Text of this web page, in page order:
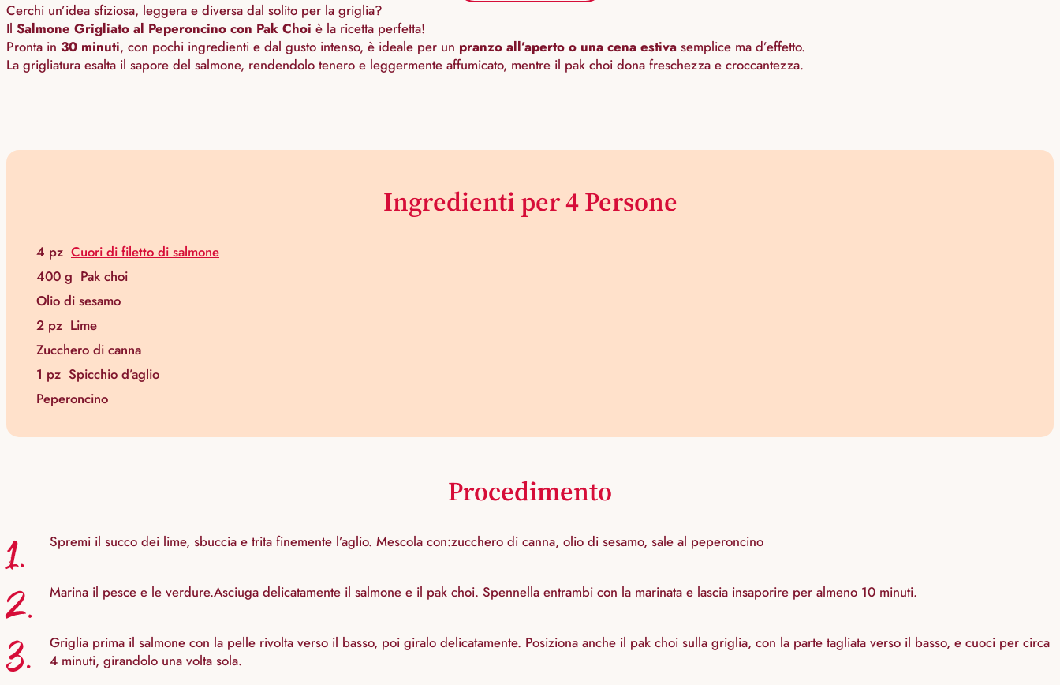
Cerchi un’idea sfiziosa, leggera e diversa dal solito per la griglia?
Il Salmone Grigliato al Peperoncino con Pak Choi è la ricetta perfetta!
Pronta in 30 minuti, con pochi ingredienti e dal gusto intenso, è ideale per un pranzo all’aperto o una cena estiva semplice ma d’effetto.
La grigliatura esalta il sapore del salmone, rendendolo tenero e leggermente affumicato, mentre il pak choi dona freschezza e croccantezza.
Ingredienti per 4 Persone
4 pz Cuori di filetto di salmone
400 g Pak choi
Olio di sesamo
2 pz Lime
Zucchero di canna
1 pz Spicchio d’aglio
Peperoncino
Procedimento
1. Spremi il succo dei lime, sbuccia e trita finemente l’aglio. Mescola con:zucchero di canna, olio di sesamo, sale al peperoncino
2. Marina il pesce e le verdure.Asciuga delicatamente il salmone e il pak choi. Spennella entrambi con la marinata e lascia insaporire per almeno 10 minuti.
3.
Griglia prima il salmone con la pelle rivolta verso il basso, poi giralo delicatamente. Posiziona anche il pak choi sulla griglia, con la parte tagliata verso il basso, e cuoci per circa
4 minuti, girandolo una volta sola.